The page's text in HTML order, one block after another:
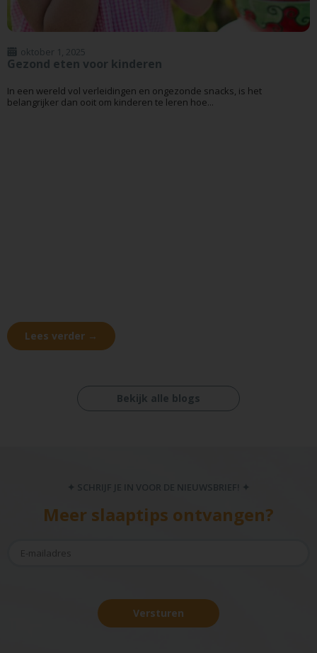
Gezond eten voor kinderen
oktober 1, 2025
In een wereld vol verleidingen en ongezonde snacks, is het
belangrijker dan ooit om kinderen te leren hoe...
Lees verder →
Bekijk alle blogs
✦ SCHRIJF JE IN VOOR DE NIEUWSBRIEF! ✦
Meer slaaptips ontvangen?
Versturen